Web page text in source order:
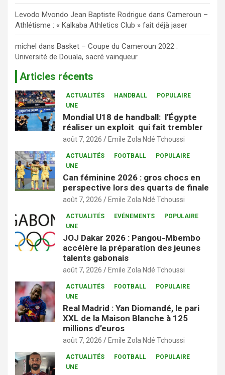
Levodo Mvondo Jean Baptiste Rodrigue dans Cameroun –
Athlétisme : « Kalkaba Athletics Club » fait déjà jaser
michel dans Basket – Coupe du Cameroun 2022 :
Université de Douala, sacré vainqueur
Articles récents
ACTUALITÉS HANDBALL
POPULAIRE
UNE
Mondial U18 de handball: l’Égypte
réaliser un exploit qui fait trembler
août 7, 2026 Emile Zola Ndé Tchoussi
ACTUALITÉS FOOTBALL
POPULAIRE
UNE
Can féminine 2026 : gros chocs en
perspective lors des quarts de finale
août 7, 2026 Emile Zola Ndé Tchoussi
ACTUALITÉS EVÉNEMENTS
POPULAIRE
UNE
JOJ Dakar 2026 : Pangou-Mbembo
accélère la préparation des jeunes
talents gabonais
août 7, 2026 Emile Zola Ndé Tchoussi
ACTUALITÉS FOOTBALL
POPULAIRE
UNE
Real Madrid : Yan Diomandé, le pari
XXL de la Maison Blanche à 125
millions d’euros
août 7, 2026 Emile Zola Ndé Tchoussi
ACTUALITÉS FOOTBALL
POPULAIRE
UNE